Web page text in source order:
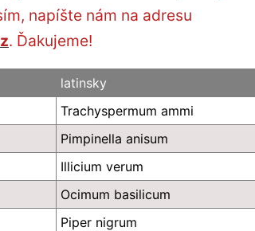
napíšte nám na adresu
. Ďakujeme!
latinsky
Trachyspermum ammi
Pimpinella anisum
Illicium verum
Ocimum basilicum
Piper nigrum